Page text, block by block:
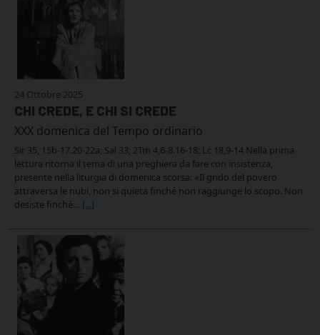
24 Ottobre 2025
CHI CREDE, E CHI SI CREDE
XXX domenica del Tempo ordinario
Sir 35, 15b-17.20-22a; Sal 33; 2Tm 4,6-8.16-18; Lc 18,9-14 Nella prima
lettura ritorna il tema di una preghiera da fare con insistenza,
presente nella liturgia di domenica scorsa: «Il grido del povero
attraversa le nubi, non si quieta finché non raggiunge lo scopo. Non
desiste finché… [...]